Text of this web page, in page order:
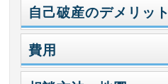
自己破産のデメリット
費用